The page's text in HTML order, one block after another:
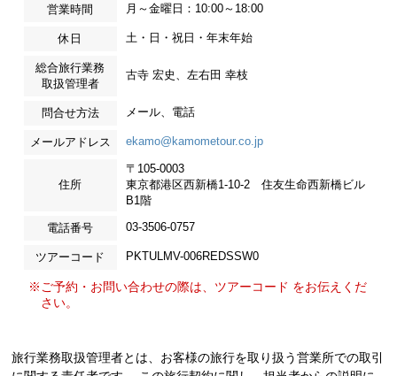
営業時間 月～金曜日：10:00～18:00
休日 土・日・祝日・年末年始
総合旅行業務
取扱管理者
古寺 宏史、左右田 幸枝
問合せ方法 メール、電話
メールアドレス ekamo@kamometour.co.jp
住所
〒105-0003
東京都港区西新橋1-10-2 住友生命西新橋ビル
B1階
電話番号 03-3506-0757
ツアーコード PKTULMV-006REDSSW0
※ご予約・お問い合わせの際は、ツアーコード をお伝えくだ
さい。
旅行業務取扱管理者とは、お客様の旅行を取り扱う営業所での取引